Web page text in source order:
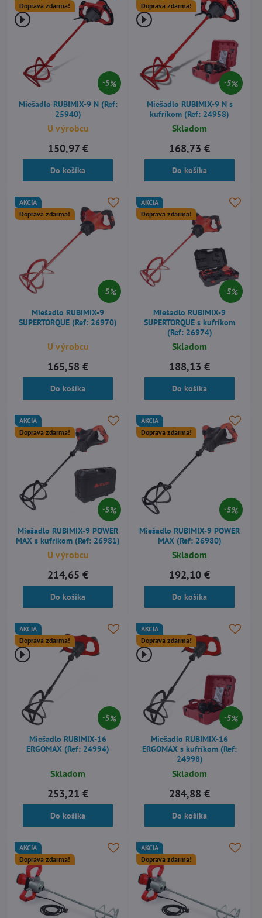
5%
Doprava zdarma!
Miešadlo RUBIMIX-9 N (Ref:
25940)
U výrobcu
150,97 €
Do košíka
5%
Doprava zdarma!
Miešadlo RUBIMIX-9 N s
kufríkom (Ref: 24958)
Skladom
168,73 €
Do košíka
5%
AKCIA
Doprava zdarma!
Miešadlo RUBIMIX-9
SUPERTORQUE (Ref: 26970)
U výrobcu
165,58 €
Do košíka
5%
AKCIA
Doprava zdarma!
Miešadlo RUBIMIX-9
SUPERTORQUE s kufríkom
(Ref: 26974)
Skladom
188,13 €
Do košíka
5%
AKCIA
Doprava zdarma!
Miešadlo RUBIMIX-9 POWER
MAX s kufríkom (Ref: 26981)
U výrobcu
214,65 €
Do košíka
5%
AKCIA
Doprava zdarma!
Miešadlo RUBIMIX-9 POWER
MAX (Ref: 26980)
Skladom
192,10 €
Do košíka
5%
AKCIA
Doprava zdarma!
Miešadlo RUBIMIX-16
ERGOMAX (Ref: 24994)
Skladom
253,21 €
Do košíka
5%
AKCIA
Doprava zdarma!
Miešadlo RUBIMIX-16
ERGOMAX s kufríkom (Ref:
24998)
Skladom
284,88 €
Do košíka
AKCIA
Doprava zdarma!
AKCIA
Doprava zdarma!